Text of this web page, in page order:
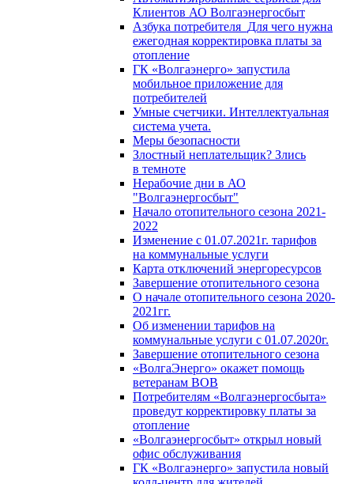
Клиентов АО Волгаэнергосбыт
Азбука потребителя_Для чего нужна
ежегодная корректировка платы за
отопление
ГК «Волгаэнерго» запустила
мобильное приложение для
потребителей
Умные счетчики. Интеллектуальная
система учета.
Меры безопасности
Злостный неплательщик? Злись
в темноте
Нерабочие дни в АО
"Волгаэнергосбыт"
Начало отопительного сезона 2021-
2022
Изменение с 01.07.2021г. тарифов
на коммунальные услуги
Карта отключений энергоресурсов
Завершение отопительного сезона
О начале отопительного сезона 2020-
2021гг.
Об изменении тарифов на
коммунальные услуги с 01.07.2020г.
Завершение отопительного сезона
«ВолгаЭнерго» окажет помощь
ветеранам ВОВ
Потребителям «Волгаэнергосбыта»
проведут корректировку платы за
отопление
«Волгаэнергосбыт» открыл новый
офис обслуживания
ГК «Волгаэнерго» запустила новый